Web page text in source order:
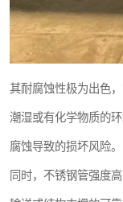
其耐腐蚀性极为出色
潮湿或有化学物质的
腐蚀导致的损坏风险。
同时，不锈钢管强度